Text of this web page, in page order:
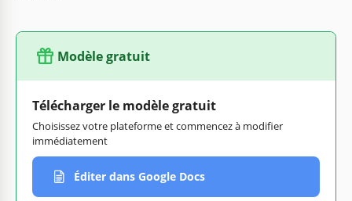
Modèle gratuit
Télécharger le modèle gratuit
Choisissez votre plateforme et commencez à modifier
immédiatement
Éditer dans Google Docs